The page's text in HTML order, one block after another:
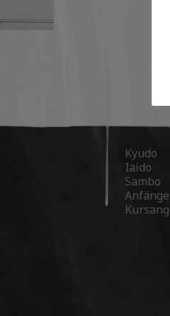
Kyudo
Iaido
Sambo